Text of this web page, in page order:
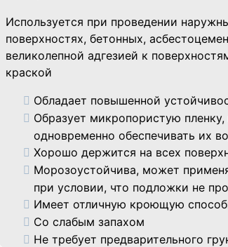
Используется при проведении
поверхностях, бетонных,
великолепной адгезией к
краской
Обладает повышенной
Образует микропористую
одновременно обеспечивать их
Хорошо держится на всех
Морозоустойчива, может
при условии, что подложки не
Имеет отличную кроющую
Со слабым запахом
Не требует предварительного